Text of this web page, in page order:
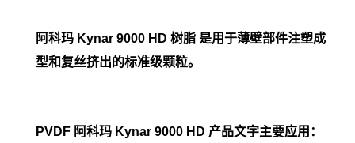
阿科玛 Kynar 9000 HD 树脂 是用于薄壁部件注塑成
型和复丝挤出的标准级颗粒。
PVDF 阿科玛 Kynar 9000 HD 产品文字主要应用：